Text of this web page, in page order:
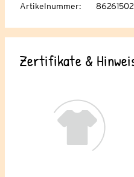
Artikelnummer:
Zertifikate &